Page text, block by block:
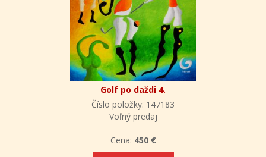
Golf po daždi 4.
Číslo položky: 147183
Voľný predaj
Cena: 450 €